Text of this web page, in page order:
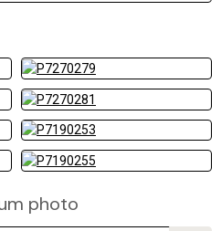
photo